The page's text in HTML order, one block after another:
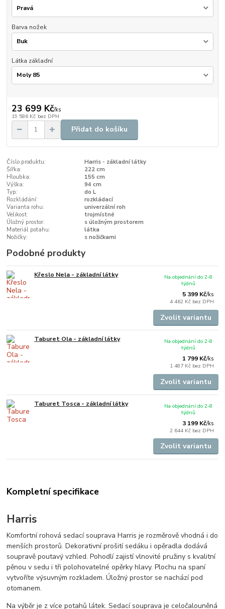
Barva nožek
Látka základní
23 699 Kč/ks
19 586 Kč bez DPH
Přidat do košíku
Číslo produktu:
Harris - základní látky
Šířka:
222 cm
Hloubka:
155 cm
Výška:
94 cm
Typ:
do L
Rozkládání:
rozkládací
Varianta rohu:
univerzální roh
Velikost:
trojmístné
Úložný prostor:
s úložným prostorem
Materiál potahu:
látka
Nožičky:
s nožičkami
Podobné produkty
Křeslo Nela - základní látky
5 399 Kč/ks
4 462 Kč bez DPH
Na objednání do 2-8
týdnů
Zvolit variantu
Taburet Ola - základní látky
1 799 Kč/ks
1 487 Kč bez DPH
Na objednání do 2-8
týdnů
Zvolit variantu
Taburet Tosca - základní látky
3 199 Kč/ks
2 644 Kč bez DPH
Na objednání do 2-8
týdnů
Zvolit variantu
Kompletní specifikace
Harris
Komfortní rohová sedací souprava Harris je rozměrově vhodná i do
menších prostorů. Dekorativní prošití sedáku i opěradla dodává
soupravě poutavý vzhled. Pohodlí zajistí vlnovité pružiny s kvalitní
pěnou v sedu i tři polohovatelné opěrky hlavy. Plochu na spaní
vytvoříte výsuvným rozkladem. Úložný prostor se nachází pod
otomanem.
Na výběr je z více potahů látek. Sedací souprava je celočalouněná